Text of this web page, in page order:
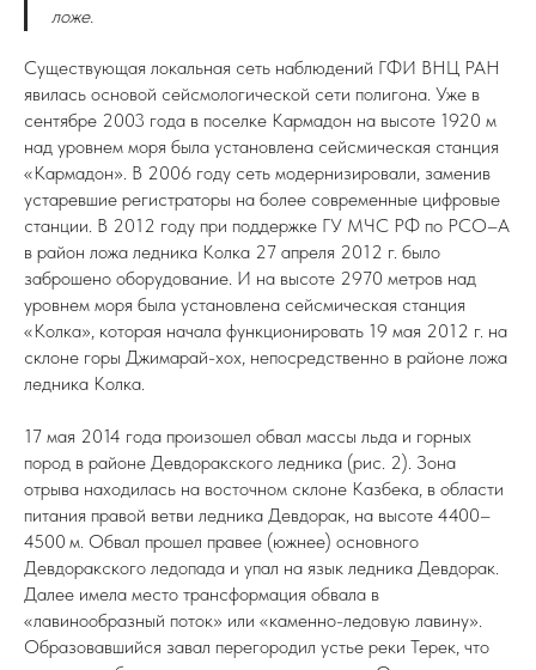
ложе.
Существующая локальная сеть наблюдений ГФИ ВНЦ РАН
явилась основой сейсмологической сети полигона. Уже в
сентябре 2003 года в поселке Кармадон на высоте 1920 м
над уровнем моря была установлена сейсмическая станция
«Кармадон». В 2006 году сеть модернизировали, заменив
устаревшие регистраторы на более современные цифровые
станции. В 2012 году при поддержке ГУ МЧС РФ по РСО–А
в район ложа ледника Колка 27 апреля 2012 г. было
заброшено оборудование. И на высоте 2970 метров над
уровнем моря была установлена сейсмическая станция
«Колка», которая начала функционировать 19 мая 2012 г. на
склоне горы Джимарай-хох, непосредственно в районе ложа
ледника Колка.
17 мая 2014 года произошел обвал массы льда и горных
пород в районе Девдоракского ледника (рис. 2). Зона
отрыва находилась на восточном склоне Казбека, в области
питания правой ветви ледника Девдорак, на высоте 4400–
4500 м. Обвал прошел правее (южнее) основного
Девдоракского ледопада и упал на язык ледника Девдорак.
Далее имела место трансформация обвала в
«лавинообразный поток» или «каменно-ледовую лавину».
Образовавшийся завал перегородил устье реки Терек, что